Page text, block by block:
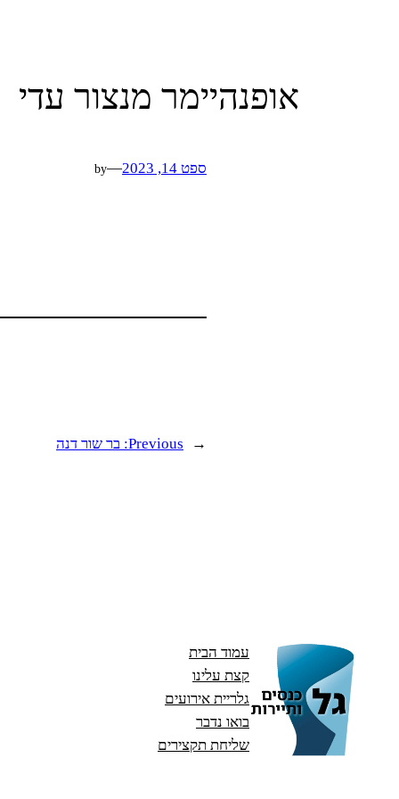
אופנהיימר מנצור עדי
ספט 14, 2023 —
by
←
Previous: בר שור דנה
עמוד הבית
קצת עלינו
גלריית אירועים
בואו נדבר
שליחת תקצירים